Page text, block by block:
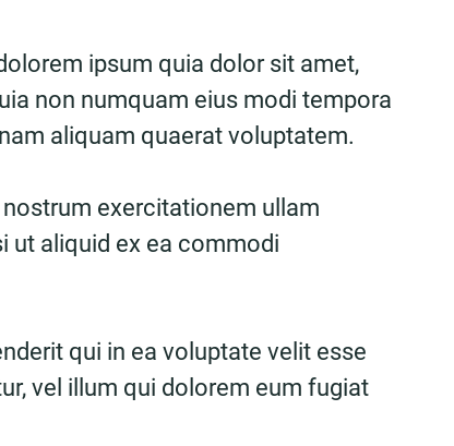
ipsum quia dolor sit amet,
non numquam eius modi tempora
aliquam quaerat voluptatem.
exercitationem ullam
ut aliquid ex ea commodi
qui in ea voluptate velit esse
vel illum qui dolorem eum fugiat